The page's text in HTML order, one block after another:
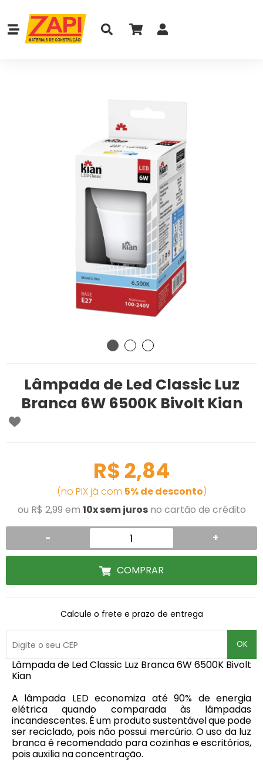
Lâmpada de Led Classic Luz
Branca 6W 6500K Bivolt Kian
R$ 2,84
(no PIX já com 5% de desconto)
ou R$ 2,99 em 10x sem jurosno cartão de crédito
- +
COMPRAR
Calcule o frete e prazo de entrega
OK
Lâmpada de Led Classic Luz Branca 6W 6500K Bivolt
Kian
A lâmpada LED economiza até 90% de energia
elétrica quando comparada às lâmpadas
incandescentes. É um produto sustentável que pode
ser reciclado, pois não possui mercúrio. O uso da luz
branca é recomendado para cozinhas e escritórios,
pois auxilia na concentração.